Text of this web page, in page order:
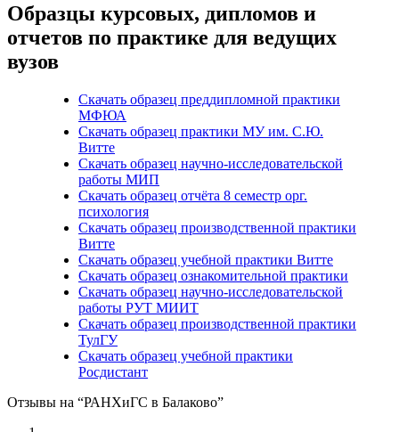
Образцы курсовых, дипломов и
отчетов по практике для ведущих
вузов
Скачать образец преддипломной практики
МФЮА
Скачать образец практики МУ им. С.Ю.
Витте
Скачать образец научно-исследовательской
работы МИП
Скачать образец отчёта 8 семестр орг.
психология
Скачать образец производственной практики
Витте
Скачать образец учебной практики Витте
Скачать образец ознакомительной практики
Скачать образец научно-исследовательской
работы РУТ МИИТ
Скачать образец производственной практики
ТулГУ
Скачать образец учебной практики
Росдистант
Отзывы на “РАНХиГС в Балаково”